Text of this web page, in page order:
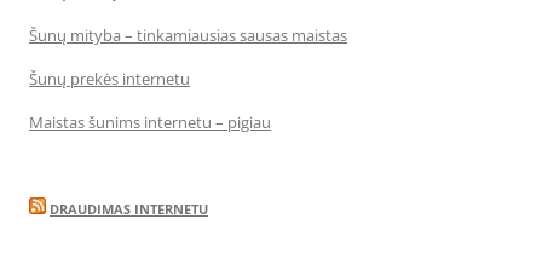
Šunų mityba – tinkamiausias sausas maistas
Šunų prekės internetu
Maistas šunims internetu – pigiau
DRAUDIMAS INTERNETU